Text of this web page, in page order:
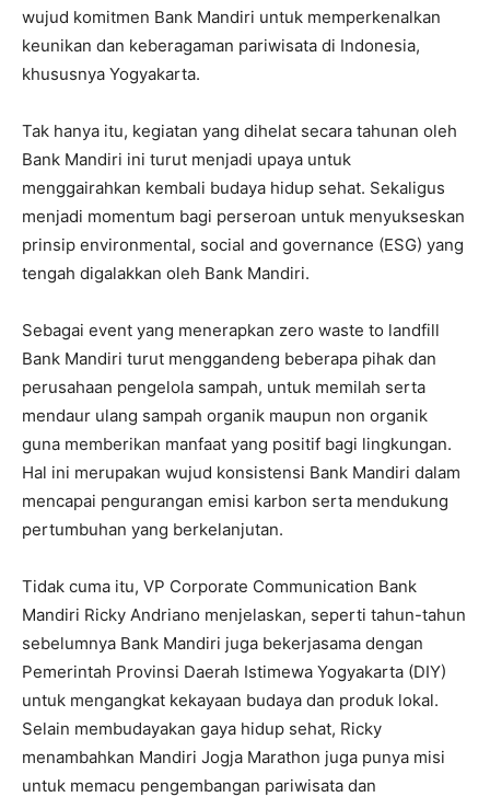
wujud komitmen Bank Mandiri untuk memperkenalkan
keunikan dan keberagaman pariwisata di Indonesia,
khususnya Yogyakarta.
Tak hanya itu, kegiatan yang dihelat secara tahunan oleh
Bank Mandiri ini turut menjadi upaya untuk
menggairahkan kembali budaya hidup sehat. Sekaligus
menjadi momentum bagi perseroan untuk menyukseskan
prinsip environmental, social and governance (ESG) yang
tengah digalakkan oleh Bank Mandiri.
Sebagai event yang menerapkan zero waste to landfill
Bank Mandiri turut menggandeng beberapa pihak dan
perusahaan pengelola sampah, untuk memilah serta
mendaur ulang sampah organik maupun non organik
guna memberikan manfaat yang positif bagi lingkungan.
Hal ini merupakan wujud konsistensi Bank Mandiri dalam
mencapai pengurangan emisi karbon serta mendukung
pertumbuhan yang berkelanjutan.
Tidak cuma itu, VP Corporate Communication Bank
Mandiri Ricky Andriano menjelaskan, seperti tahun-tahun
sebelumnya Bank Mandiri juga bekerjasama dengan
Pemerintah Provinsi Daerah Istimewa Yogyakarta (DIY)
untuk mengangkat kekayaan budaya dan produk lokal.
Selain membudayakan gaya hidup sehat, Ricky
menambahkan Mandiri Jogja Marathon juga punya misi
untuk memacu pengembangan pariwisata dan